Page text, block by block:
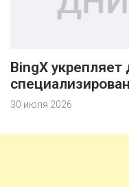
BingX укрепляет
30 июля 2026